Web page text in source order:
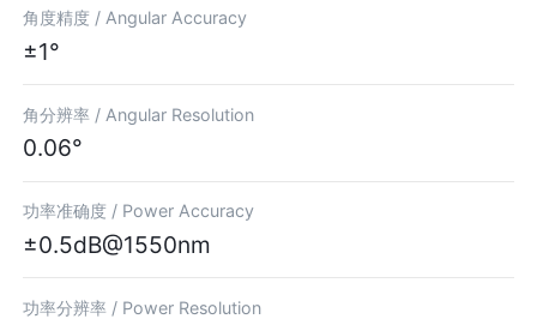
角度精度 / Angular Accuracy
±1°
角分辨率 / Angular Resolution
0.06°
功率准确度 / Power Accuracy
±0.5dB@1550nm
功率分辨率 / Power Resolution